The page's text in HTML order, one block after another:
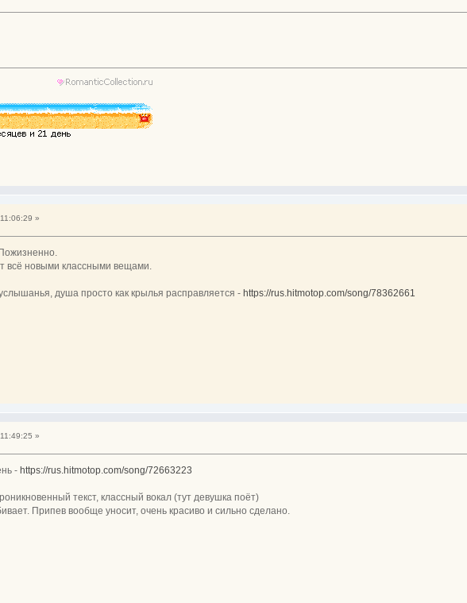
»
всё новыми классными вещами.
душа просто как крылья расправляется - https://rus.hitmotop.com/song/78362661
»
- https://rus.hitmotop.com/song/72663223
текст, классный вокал (тут девушка поёт)
Припев вообще уносит, очень красиво и сильно сделано.